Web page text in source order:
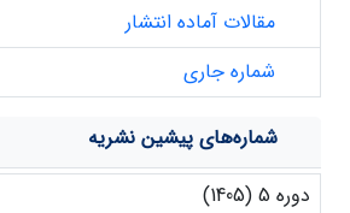
مقالات آماده انتشار
شماره جاری
شماره‌های پیشین نشریه
دوره 5 (1405)